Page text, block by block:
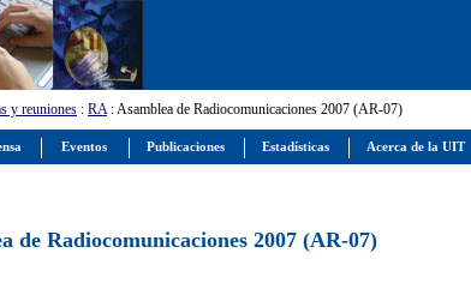
y reuniones : RA: Asamblea de Radiocomunicaciones 2007 (AR-07)
de Radiocomunicaciones 2007 (AR-07)
Eventos Publicaciones Estadísticas Acerca de la UIT